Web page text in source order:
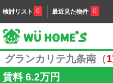
検討リスト 0 最近見た物件 0
グランカリテ九条南（1
賃料 6.2万円